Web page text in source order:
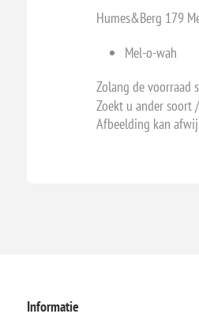
Humes&Berg 179
Mel-o-wah
Zolang de voorraad
Zoekt u ander soort
Afbeelding kan
Informatie